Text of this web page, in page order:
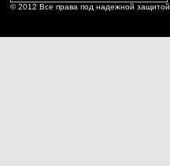
© 2012 Все права под надежной защитой.